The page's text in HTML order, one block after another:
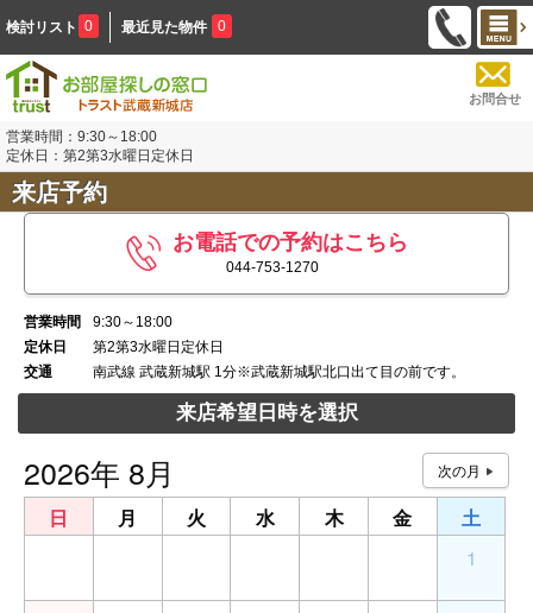
検討リスト 0 最近見た物件 0
お問合せ
営業時間：9:30～18:00
定休日：第2第3水曜日定休日
来店予約
お電話での予約はこちら
044-753-1270
営業時間
9:30～18:00
定休日
第2第3水曜日定休日
交通
南武線 武蔵新城駅 1分※武蔵新城駅北口出て目の前です。
来店希望日時を選択
2026年 8月
日 月 火 水 木 金
土
1